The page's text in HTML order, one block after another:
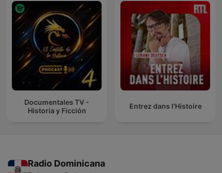
Documentales TV -
Historia y Ficción
Entrez dans l'Histoire
Radio Dominicana